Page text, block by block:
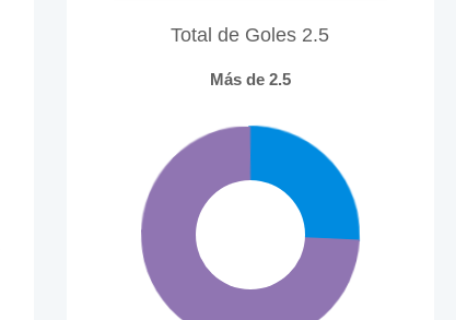
Total de Goles 2.5
Más de 2.5